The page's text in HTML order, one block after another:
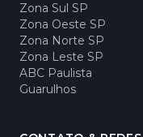
Zona Sul SP
Zona Oeste SP
Zona Norte SP
Zona Leste SP
ABC Paulista
Guarulhos